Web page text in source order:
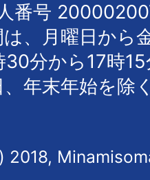
番号
は、月曜日から
30分から17時
、年末年始を除
2018,